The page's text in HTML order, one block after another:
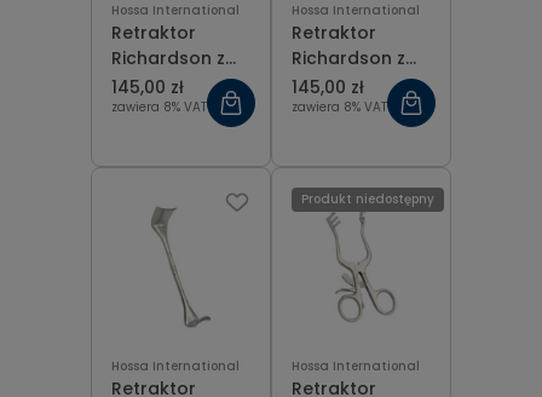
Hossa International
Retraktor
Richardson z
ergonomiczną
rękojeścią
145,00 zł
zawiera 8% VAT
Hossa International
Retraktor
Richardson z
ergonomiczną
rękojęścią
145,00 zł
zawiera 8% VAT
Hossa International
Retraktor
Hossa International
Retraktor
Produkt niedostępny